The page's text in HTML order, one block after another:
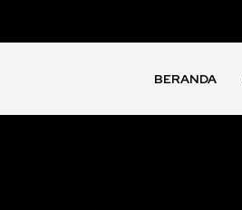
BERANDA